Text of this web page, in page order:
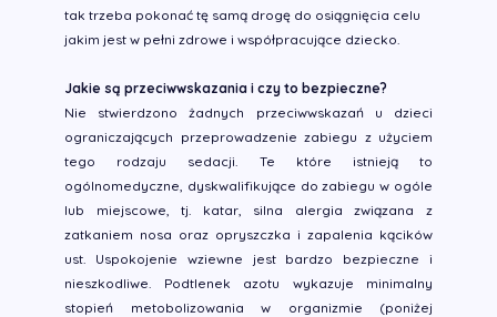
tak trzeba pokonać tę samą drogę do osiągnięcia celu
jakim jest w pełni zdrowe i współpracujące dziecko.
Jakie są przeciwwskazania i czy to bezpieczne?
Nie stwierdzono żadnych przeciwwskazań u dzieci
ograniczających przeprowadzenie zabiegu z użyciem
tego rodzaju sedacji. Te które istnieją to
ogólnomedyczne, dyskwalifikujące do zabiegu w ogóle
lub miejscowe, tj. katar, silna alergia związana z
zatkaniem nosa oraz opryszczka i zapalenia kącików
ust. Uspokojenie wziewne jest bardzo bezpieczne i
nieszkodliwe. Podtlenek azotu wykazuje minimalny
stopień metobolizowania w organizmie (poniżej